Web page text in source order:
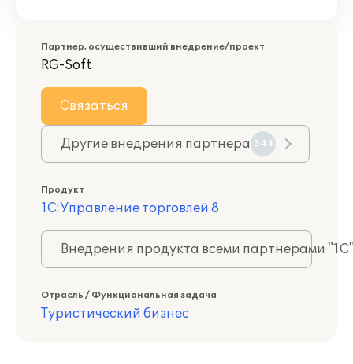
Партнер, осуществивший внедрение/проект
RG-Soft
Связаться
Другие внедрения партнера 343
Продукт
1С:Управление торговлей 8
Внедрения продукта всеми партнерами
Отрасль / Функциональная задача
Туристический бизнес